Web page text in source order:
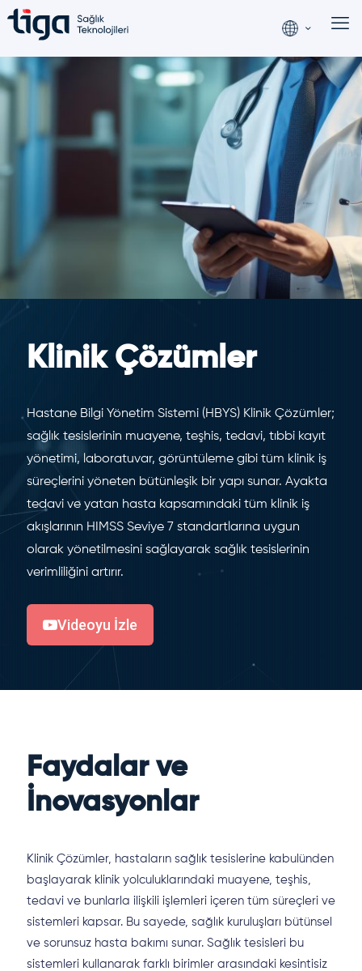
Klinik Çözümler
Hastane Bilgi Yönetim Sistemi (HBYS) Klinik Çözümler;
sağlık tesislerinin muayene, teşhis, tedavi, tıbbi kayıt
yönetimi, laboratuvar, görüntüleme gibi tüm klinik iş
süreçlerini yöneten bütünleşik bir yapı sunar. Ayakta
tedavi ve yatan hasta kapsamındaki tüm klinik iş
akışlarının HIMSS Seviye 7 standartlarına uygun
olarak yönetilmesini sağlayarak sağlık tesislerinin
verimliliğini artırır.
Videoyu İzle
Faydalar ve
İnovasyonlar
Klinik Çözümler, hastaların sağlık tesislerine kabulünden
başlayarak klinik yolculuklarındaki muayene, teşhis,
tedavi ve bunlarla ilişkili işlemleri içeren tüm süreçleri ve
sistemleri kapsar. Bu sayede, sağlık kuruluşları bütünsel
ve sorunsuz hasta bakımı sunar. Sağlık tesisleri bu
sistemleri kullanarak farklı birimler arasındaki kesintisiz